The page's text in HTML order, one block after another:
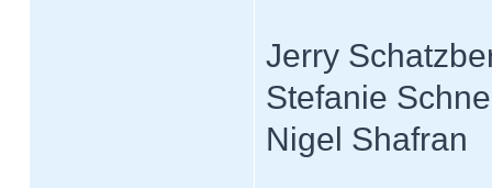
Jerry
Stefanie
Nigel Shafran